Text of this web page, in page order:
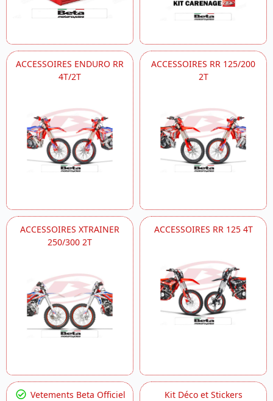
ACCESSOIRES ENDURO RR
4T/2T
ACCESSOIRES RR 125/200
2T
ACCESSOIRES XTRAINER
250/300 2T
ACCESSOIRES RR 125 4T
Vetements Beta Officiel Kit Déco et Stickers